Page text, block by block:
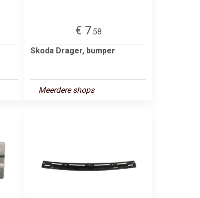
€ 7.58
Skoda Drager, bumper
Meerdere shops